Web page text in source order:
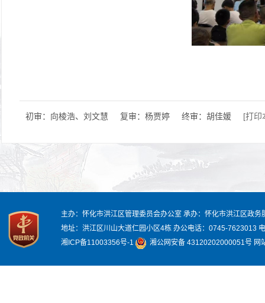
初审：向棱浩、刘文慧 复审：杨贾婷 终审：胡佳媛 [打印
主办：怀化市洪江区管理委员会办公室 承办：怀化市洪江区政务
地址：洪江区川山大道仁园小区4栋 办公电话：0745-7623013
湘ICP备11003356号-1
湘公网安备 43120202000051号 网